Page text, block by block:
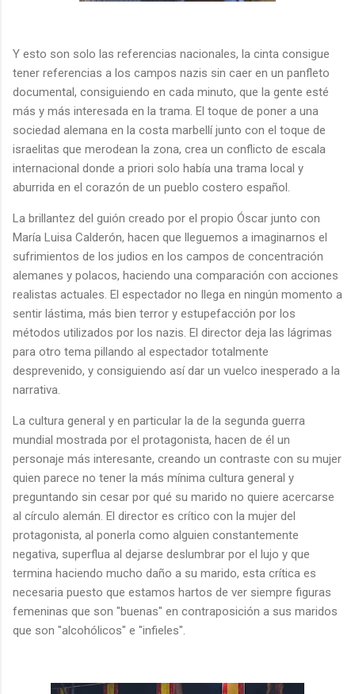
Y esto son solo las referencias nacionales, la cinta consigue
tener referencias a los campos nazis sin caer en un panfleto
documental, consiguiendo en cada minuto, que la gente esté
más y más interesada en la trama. El toque de poner a una
sociedad alemana en la costa marbellí junto con el toque de
israelitas que merodean la zona, crea un conflicto de escala
internacional donde a priori solo había una trama local y
aburrida en el corazón de un pueblo costero español.
La brillantez del guión creado por el propio Óscar junto con
María Luisa Calderón, hacen que lleguemos a imaginarnos el
sufrimientos de los judios en los campos de concentración
alemanes y polacos, haciendo una comparación con acciones
realistas actuales. El espectador no llega en ningún momento a
sentir lástima, más bien terror y estupefacción por los
métodos utilizados por los nazis. El director deja las lágrimas
para otro tema pillando al espectador totalmente
desprevenido, y consiguiendo así dar un vuelco inesperado a la
narrativa.
La cultura general y en particular la de la segunda guerra
mundial mostrada por el protagonista, hacen de él un
personaje más interesante, creando un contraste con su mujer
quien parece no tener la más mínima cultura general y
preguntando sin cesar por qué su marido no quiere acercarse
al círculo alemán. El director es crítico con la mujer del
protagonista, al ponerla como alguien constantemente
negativa, superflua al dejarse deslumbrar por el lujo y que
termina haciendo mucho daño a su marido, esta crítica es
necesaria puesto que estamos hartos de ver siempre figuras
femeninas que son "buenas" en contraposición a sus maridos
que son "alcohólicos" e "infieles".